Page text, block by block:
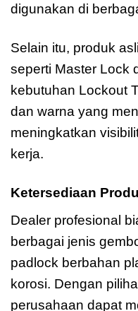
digunakan di
Selain itu, produk
seperti Master Lock
kebutuhan Lockout
dan warna yang
meningkatkan
kerja.
Ketersediaan
Dealer profesional
berbagai jenis
padlock berbahan
korosi. Dengan
perusahaan dapat